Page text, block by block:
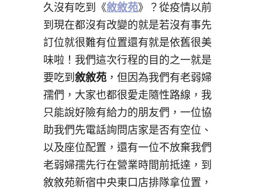
久沒有吃到《敘敘苑》？從疫情以前
到現在都沒有改變的就是若沒有事先
訂位就很難有位置還有就是依舊很美
味啦！我們這次行程的目的之一就是
要吃到 敘敘苑 ，但因為我們有老弱婦
孺們，大家也都很愛走隨性路線，我
只能說好險有給力的朋友們，一位協
助我們先電話詢問店家是否有空位、
以及座位配置，還有一位不放棄我們
老弱婦孺先行在營業時間前抵達，到
敘敘苑新宿中央東口店排隊拿位置，